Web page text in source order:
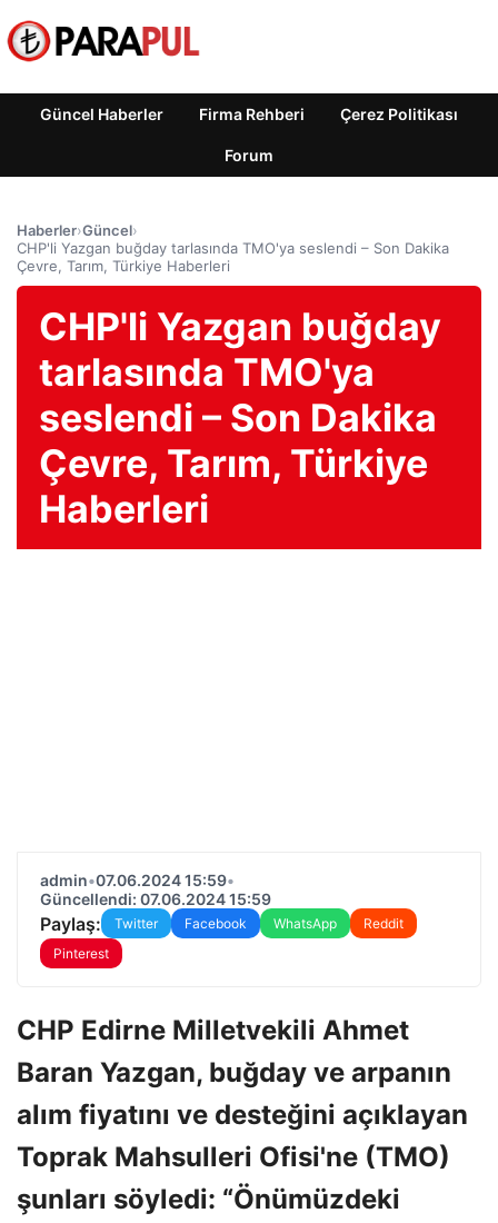
Güncel Haberler Firma Rehberi Çerez Politikası
Forum
Haberler›Güncel›
CHP'li Yazgan buğday tarlasında TMO'ya seslendi – Son Dakika
Çevre, Tarım, Türkiye Haberleri
CHP'li Yazgan buğday
tarlasında TMO'ya
seslendi – Son Dakika
Çevre, Tarım, Türkiye
Haberleri
admin•07.06.2024 15:59•
Güncellendi: 07.06.2024 15:59
Paylaş: Twitter Facebook WhatsApp
Reddit
Pinterest
CHP Edirne Milletvekili Ahmet
Baran Yazgan, buğday ve arpanın
alım fiyatını ve desteğini açıklayan
Toprak Mahsulleri Ofisi'ne (TMO)
şunları söyledi: “Önümüzdeki